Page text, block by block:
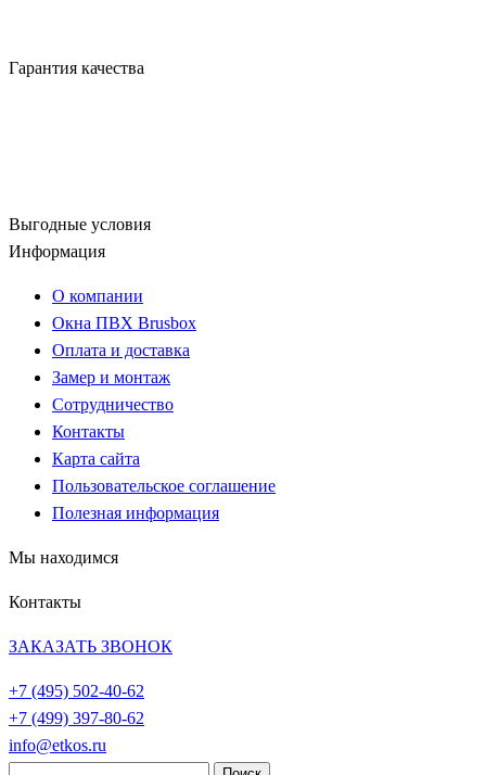
Гарантия качества
Выгодные условия
Информация
О компании
Окна ПВХ Brusbox
Оплата и доставка
Замер и монтаж
Сотрудничество
Контакты
Карта сайта
Пользовательское соглашение
Полезная информация
Мы находимся
Контакты
ЗАКАЗАТЬ ЗВОНОК
+7 (495) 502-40-62
+7 (499) 397-80-62
info@etkos.ru